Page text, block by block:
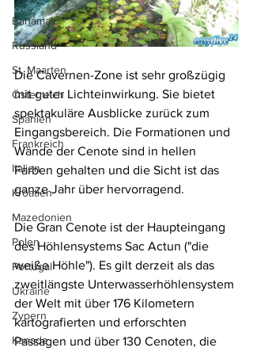
Bahamas
Russland
St. Maarten
Österreich
Spanien
Frankreich
Italien
Kroatien
Mazedonien
Polen
Portugal
Ukraine
Zypern
Kanada
Die Cavernen-Zone ist sehr großzügig
mit guter Lichteinwirkung. Sie bietet
spektakuläre Ausblicke zurück zum
Eingangsbereich. Die Formationen und
Wände der Cenote sind in hellen
Farben gehalten und die Sicht ist das
ganze Jahr über hervorragend.
Die Gran Cenote ist der Haupteingang
des Höhlensystems Sac Actun ("die
weiße Höhle"). Es gilt derzeit als das
zweitlängste Unterwasserhöhlensystem
der Welt mit über 176 Kilometern
kartografierten und erforschten
Passagen und über 130 Cenoten, die